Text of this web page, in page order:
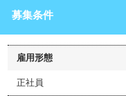
募集条件
雇用形態
正社員